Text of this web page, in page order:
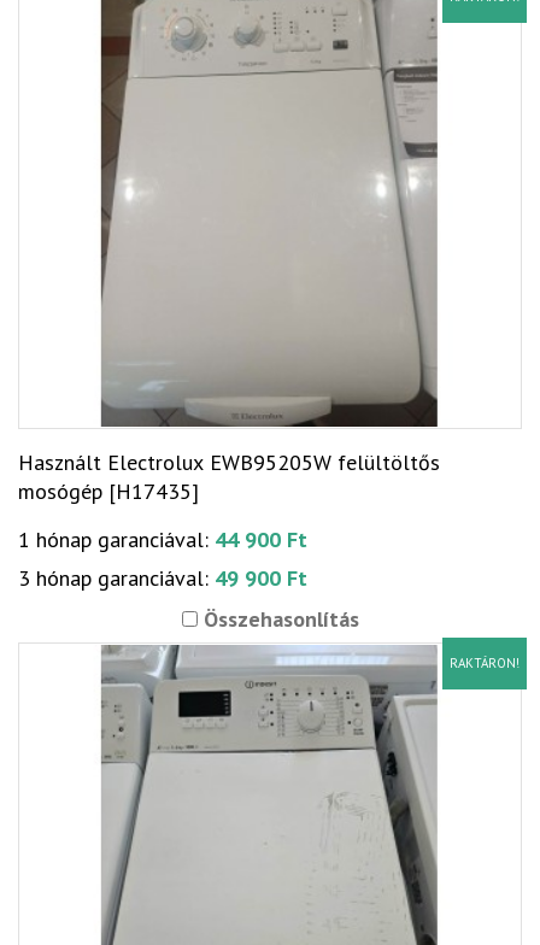
Használt Electrolux EWB95205W felültöltős
mosógép [H17435]
1 hónap garanciával: 44 900 Ft
3 hónap garanciával: 49 900 Ft
Összehasonlítás
RAKTÁRON!